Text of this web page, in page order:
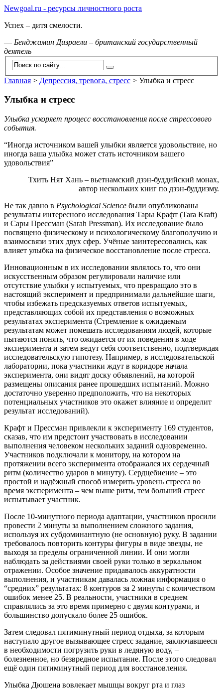
Newgoal.ru - ресурсы личностного роста
Успех – дитя смелости.
— Бенджамин Дизраели – британский государственный
деятель
Главная > Депрессия, тревога, стресс > Улыбка и стресс
Улыбка и стресс
Улыбка ускоряет процесс восстановления после стрессового
события.
“Иногда источником вашей улыбки является удовольствие, но
иногда ваша улыбка может стать источником вашего
удовольствия”
Тхить Нят Хань – вьетнамский дзэн-буддийский монах,
автор нескольких книг по дзэн-буддизму.
Не так давно в Psychological Science были опубликованы
результаты интересного исследования Тары Крафт (Tara Kraft)
и Сары Прессман (Sarah Pressman). Их исследование было
посвящено физическому и психологическому благополучию и
взаимосвязи этих двух сфер. Учёные заинтересовались, как
влияет улыбка на физическое восстановление после стресса.
Инновационным в их исследовании являлось то, что они
искусственным образом регулировали наличие или
отсутствие улыбки у испытуемых, что превращало это в
настоящий эксперимент и предпринимали дальнейшие шаги,
чтобы избежать предсказуемых ответов испытуемых,
представляющих собой их представления о возможных
результатах эксперимента (Стремление к ожидаемым
результатам может помешать исследованиям людей, которые
пытаются понять, что ожидается от их поведения в ходе
эксперимента и затем ведут себя соответственно, подтверждая
исследовательскую гипотезу. Например, в исследовательской
лаборатории, пока участники ждут в коридоре начала
эксперимента, они видят доску объявлений, на которой
размещены описания ранее прошедших испытаний. Можно
достаточно уверенно предположить, что на некоторых
потенциальных участников это окажет влияние и определит
результат исследований).
Крафт и Прессман привлекли к эксперименту 169 студентов,
сказав, что им предстоит участвовать в исследовании
выполнения человеком нескольких заданий одновременно.
Участников подключали к монитору, на котором на
протяжении всего эксперимента отображался их сердечный
ритм (количество ударов в минуту). Сердцебиение – это
простой и надёжный способ измерить уровень стресса во
время эксперимента – чем выше ритм, тем больший стресс
испытывает участник.
После 10-минутного периода адаптации, участников просили
провести 2 минуты за выполнением сложного задания,
используя их субдоминантную (не основную) руку. В задании
требовалось повторить контуры фигуры в виде звезды, не
выходя за пределы ограниченной линии. И они могли
наблюдать за действиями своей руки только в зеркальном
отражении. Особое значение придавалось аккуратности
выполнения, и участникам давалась ложная информация о
“средних” результатах: 8 контуров за 2 минуты с количеством
ошибок менее 25. В реальности, участники в среднем
справлялись за это время примерно с двумя контурами, и
большинство допускало более 25 ошибок.
Затем следовал пятиминутный период отдыха, за которым
наступало другое вызывающее стресс задание, заключавшееся
в необходимости погрузить руки в ледяную воду, –
болезненное, но безвредное испытание. После этого следовал
ещё один пятиминутный период для восстановления.
Улыбка Дюшена вовлекает мышцы вокруг рта и глаз